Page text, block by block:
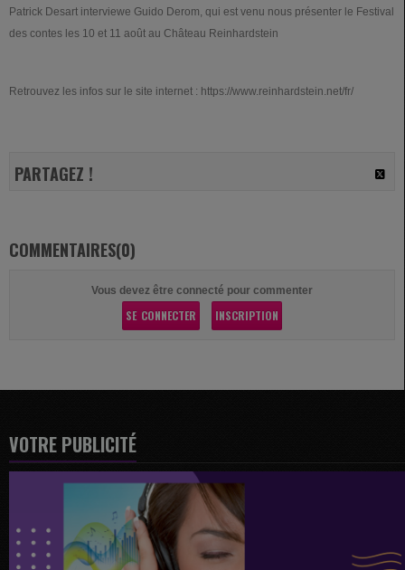
Patrick Desart interviewe Guido Derom, qui est venu nous présenter le Festival
des contes les 10 et 11 août au Château Reinhardstein
Retrouvez les infos sur le site internet : https://www.reinhardstein.net/fr/
PARTAGEZ !
COMMENTAIRES(0)
Vous devez être connecté pour commenter
SE CONNECTER INSCRIPTION
VOTRE PUBLICITÉ